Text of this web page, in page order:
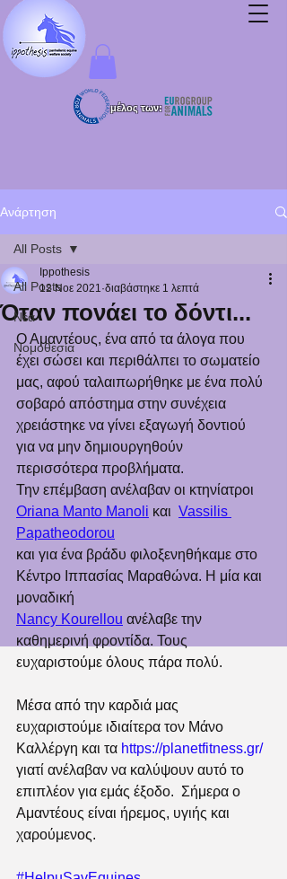
μέλος των:
Ανάρτηση
All Posts
Νέα
Νομοθεσία
All Posts
Όταν πονάει το δόντι...
Ippothesis
12 Νοε 2021 διαβάστηκε 1 λεπτά
Ο Αμαντέους, ένα από τα άλογα που
έχει σώσει και περιθάλπει το σωματείο
μας, αφού ταλαιπωρήθηκε με ένα πολύ
σοβαρό απόστημα στην συνέχεια
χρειάστηκε να γίνει εξαγωγή δοντιού
για να μην δημιουργηθούν
περισσότερα προβλήματα.
Την επέμβαση ανέλαβαν οι κτηνίατροι
Oriana Manto Manoli και Vassilis
Papatheodorou
και για ένα βράδυ φιλοξενηθήκαμε στο
Κέντρο Ιππασίας Μαραθώνα. Η μία και
μοναδική
Nancy Kourellou ανέλαβε την
καθημερινή φροντίδα. Τους
ευχαριστούμε όλους πάρα πολύ.
Μέσα από την καρδιά μας
ευχαριστούμε ιδιαίτερα τον Μάνο
Καλλέργη και τα https://planetfitness.gr/
γιατί ανέλαβαν να καλύψουν αυτό το
επιπλέον για εμάς έξοδο.  Σήμερα ο
Αμαντέους είναι ήρεμος, υγιής και
χαρούμενος.